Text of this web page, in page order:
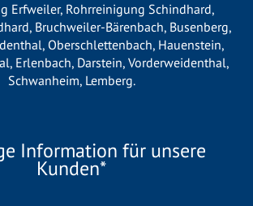
Erfweiler, Rohrreinigung Schindhard,
, Bruchweiler-Bärenbach, Busenberg,
, Oberschlettenbach, Hauenstein,
, Erlenbach, Darstein, Vorderweidenthal,
Schwanheim, Lemberg.
Information für unsere
Kunden*